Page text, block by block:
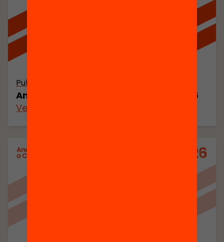
Publicació
Anuari de l’Educació a Catalunya 2026
Veure’n més